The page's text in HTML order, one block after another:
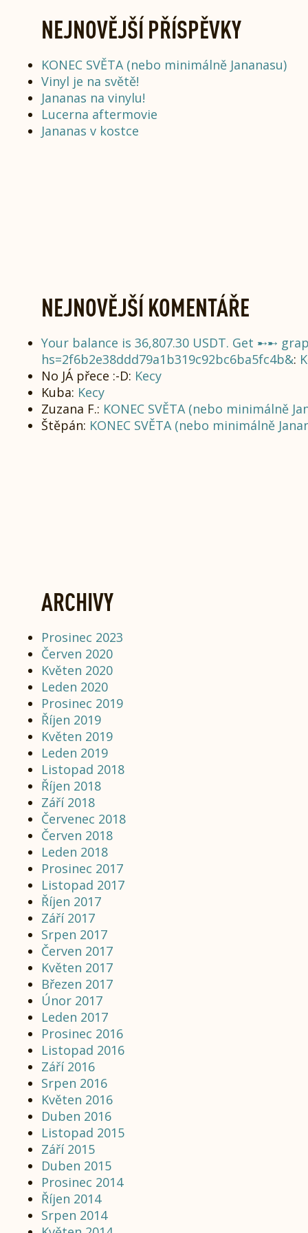
NEJNOVĚJŠÍ PŘÍSPĚVKY
KONEC SVĚTA (nebo minimálně Jananasu)
Vinyl je na světě!
Jananas na vinylu!
Lucerna aftermovie
Jananas v kostce
NEJNOVĚJŠÍ KOMENTÁŘE
Your balance is 36,807.30 USDT. Get ➸➸
hs=2f6b2e38ddd79a1b319c92bc6ba5fc4b&:
No JÁ přece :-D: Kecy
Kuba: Kecy
Zuzana F.: KONEC SVĚTA (nebo minimálně
Štěpán: KONEC SVĚTA (nebo minimálně
ARCHIVY
Prosinec 2023
Červen 2020
Květen 2020
Leden 2020
Prosinec 2019
Říjen 2019
Květen 2019
Leden 2019
Listopad 2018
Říjen 2018
Září 2018
Červenec 2018
Červen 2018
Leden 2018
Prosinec 2017
Listopad 2017
Říjen 2017
Září 2017
Srpen 2017
Červen 2017
Květen 2017
Březen 2017
Únor 2017
Leden 2017
Prosinec 2016
Listopad 2016
Září 2016
Srpen 2016
Květen 2016
Duben 2016
Listopad 2015
Září 2015
Duben 2015
Prosinec 2014
Říjen 2014
Srpen 2014